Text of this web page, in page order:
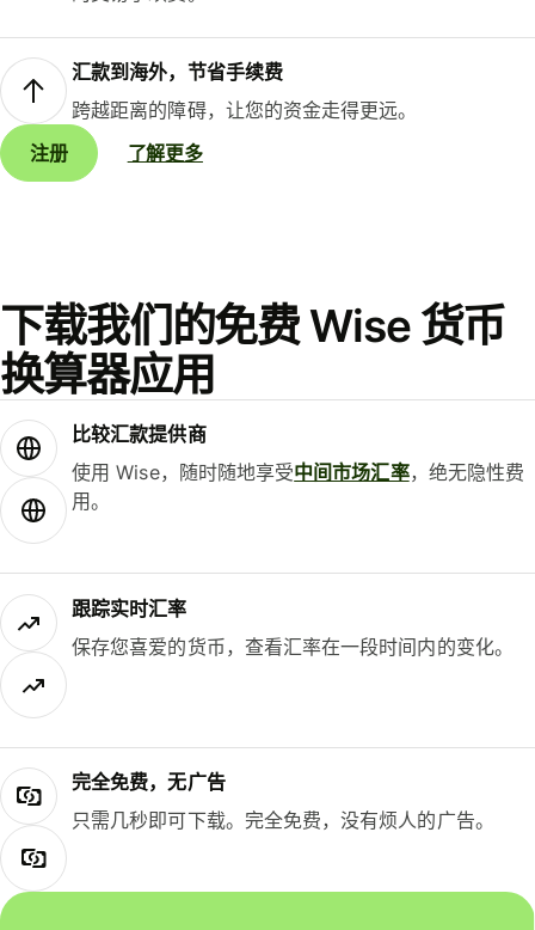
汇款到海外，节省手续费
跨越距离的障碍，让您的资金走得更远。
注册
了解更多
下载我们的免费 Wise 货币
换算器应用
比较汇款提供商
使用 Wise，随时随地享受中间市场汇率，绝无隐性费
用。
跟踪实时汇率
保存您喜爱的货币，查看汇率在一段时间内的变化。
完全免费，无广告
只需几秒即可下载。完全免费，没有烦人的广告。